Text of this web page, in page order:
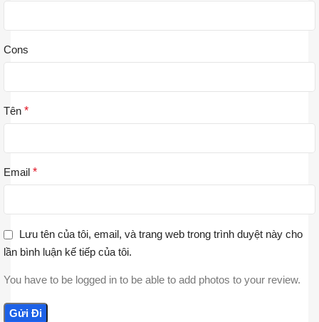
Cons
Tên *
Email *
Lưu tên của tôi, email, và trang web trong trình duyệt này cho
lần bình luận kế tiếp của tôi.
You have to be logged in to be able to add photos to your review.